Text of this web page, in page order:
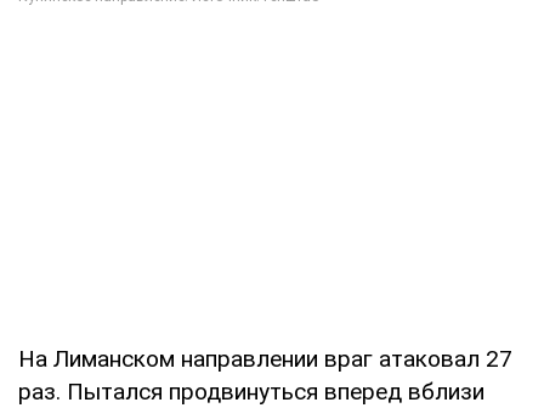
На Лиманском направлении враг атаковал 27
раз. Пытался продвинуться вперед вблизи